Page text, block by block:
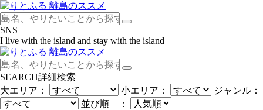
SNS
I live with the island and stay with the island
SEARCH詳細検索
大エリア：
小エリア：
ジャンル：
並び順 ：